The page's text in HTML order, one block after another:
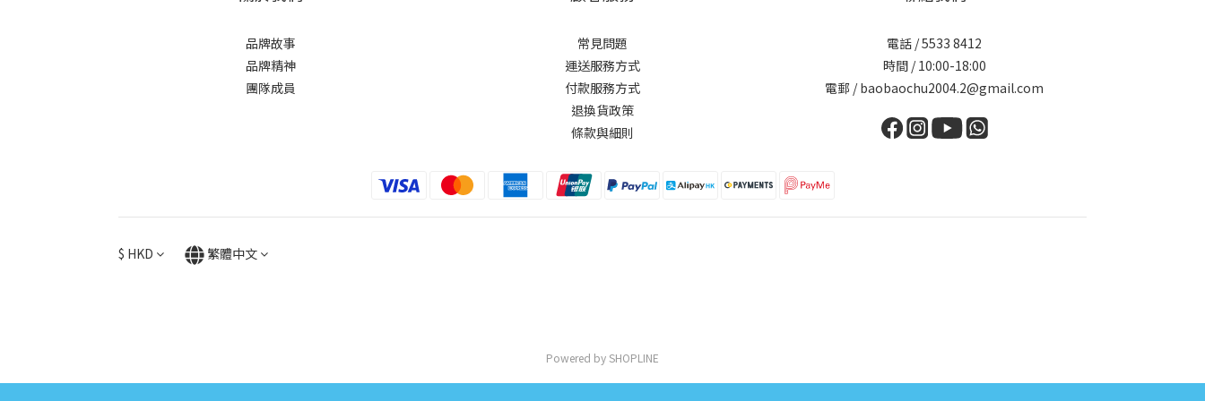
品牌故事
品牌精神
團隊成員
常見問題
運送服務方式
付款服務方式
退換貨政策
條款與細則
電話 / 5533 8412
時間 / 10:00-18:00
電郵 / baobaochu2004.2@gmail.com
$ HKD 繁體中文
Powered by SHOPLINE